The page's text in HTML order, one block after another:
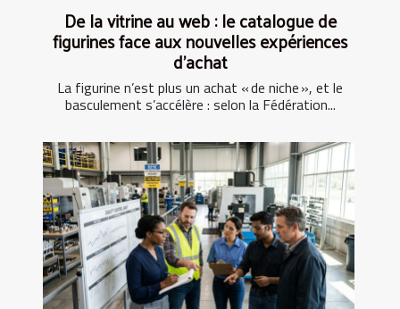
De la vitrine au web : le catalogue de
figurines face aux nouvelles expériences
d’achat
La figurine n’est plus un achat « de niche », et le
basculement s’accélère : selon la Fédération...